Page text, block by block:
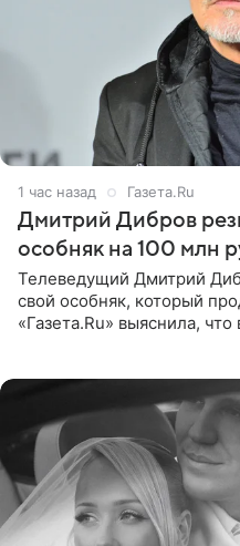
1 час назад Газета.Ru
Дмитрий Дибров
особняк на 100 млн
Телеведущий Дмитрий
свой особняк, который
«Газета.Ru» выяснила, что